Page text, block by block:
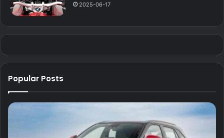
2025-06-17
Popular Posts